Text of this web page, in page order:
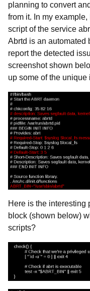
planning to convert
from it. In my
script of the service
Abrtd is an automated
report the detected
screenshot shown
up some of the
Here is the interesting
block (shown below)
scripts?